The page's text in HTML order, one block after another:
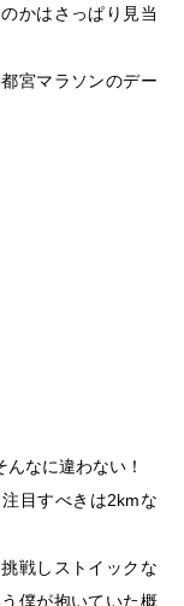
かはさっぱり見当
宮マラソンのデー
なに違わない！
目すべきは2kmな
戦しストイックな
僕が抱いていた概